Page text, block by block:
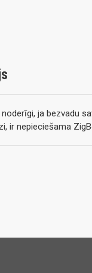
ja bezvadu
nepieciešama